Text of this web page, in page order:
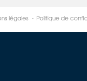
légales Politique de